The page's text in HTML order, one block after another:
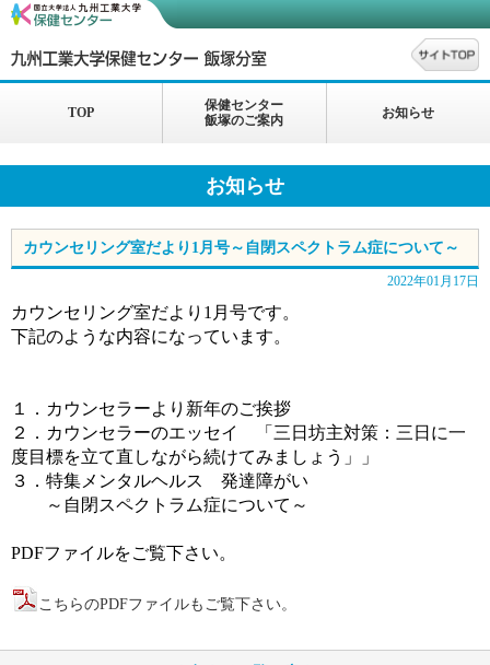
TOP
保健センター
飯塚のご案内
お知らせ
お知らせ
カウンセリング室だより1月号～自閉スペクトラム症について～
2022年01月17日
カウンセリング室だより1月号です。
下記のような内容になっています。
１．カウンセラーより新年のご挨拶
２．カウンセラーのエッセイ 「三日坊主対策：三日に一
度目標を立て直しながら続けてみましょう」」
３．特集メンタルヘルス 発達障がい
～自閉スペクトラム症について～
PDFファイルをご覧下さい。
こちらのPDFファイルもご覧下さい。